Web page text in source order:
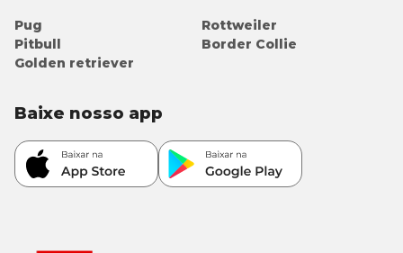
Pug
Rottweiler
Pitbull
Border Collie
Golden retriever
Baixe nosso app